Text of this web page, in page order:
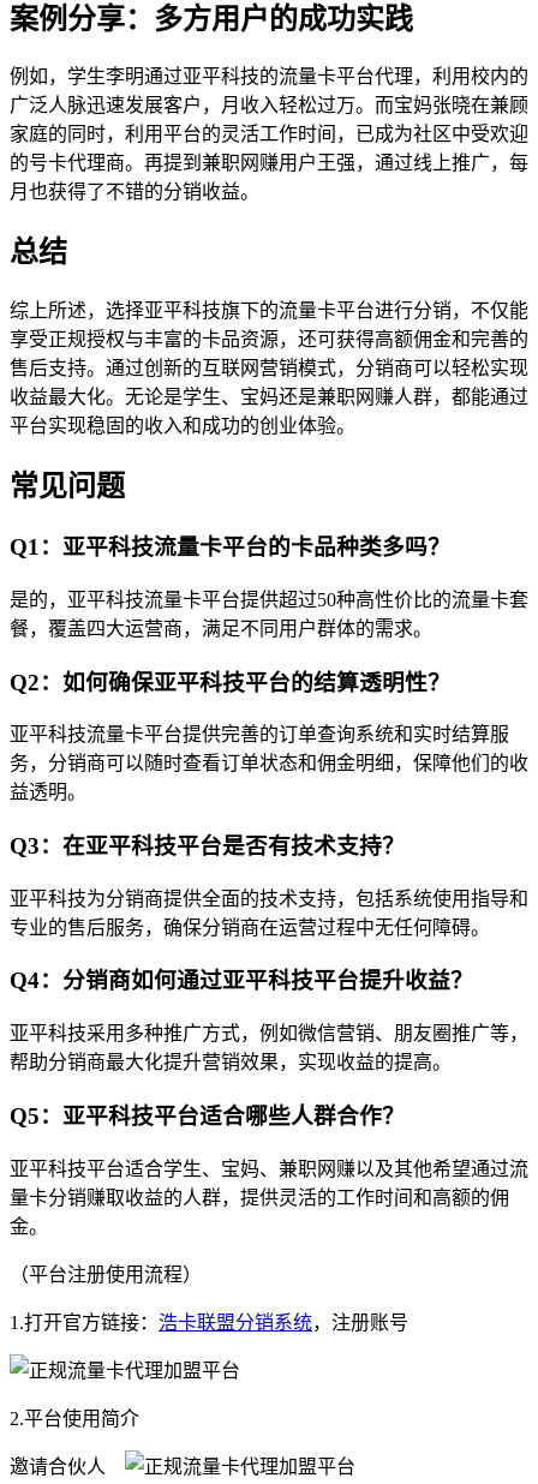
案例分享：多方用户的成功实践
例如，学生李明通过亚平科技的流量卡平台代理，利用校内的
广泛人脉迅速发展客户，月收入轻松过万。而宝妈张晓在兼顾
家庭的同时，利用平台的灵活工作时间，已成为社区中受欢迎
的号卡代理商。再提到兼职网赚用户王强，通过线上推广，每
月也获得了不错的分销收益。
总结
综上所述，选择亚平科技旗下的流量卡平台进行分销，不仅能
享受正规授权与丰富的卡品资源，还可获得高额佣金和完善的
售后支持。通过创新的互联网营销模式，分销商可以轻松实现
收益最大化。无论是学生、宝妈还是兼职网赚人群，都能通过
平台实现稳固的收入和成功的创业体验。
常见问题
Q1：亚平科技流量卡平台的卡品种类多吗？
是的，亚平科技流量卡平台提供超过50种高性价比的流量卡套
餐，覆盖四大运营商，满足不同用户群体的需求。
Q2：如何确保亚平科技平台的结算透明性？
亚平科技流量卡平台提供完善的订单查询系统和实时结算服
务，分销商可以随时查看订单状态和佣金明细，保障他们的收
益透明。
Q3：在亚平科技平台是否有技术支持？
亚平科技为分销商提供全面的技术支持，包括系统使用指导和
专业的售后服务，确保分销商在运营过程中无任何障碍。
Q4：分销商如何通过亚平科技平台提升收益？
亚平科技采用多种推广方式，例如微信营销、朋友圈推广等，
帮助分销商最大化提升营销效果，实现收益的提高。
Q5：亚平科技平台适合哪些人群合作？
亚平科技平台适合学生、宝妈、兼职网赚以及其他希望通过流
量卡分销赚取收益的人群，提供灵活的工作时间和高额的佣
金。
（平台注册使用流程）
1.打开官方链接： 浩卡联盟分销系统，注册账号
2.平台使用简介
邀请合伙人